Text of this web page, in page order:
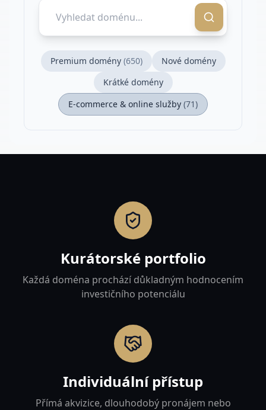
Premium domény (650)
Nové domény
Krátké domény
E-commerce & online služby (71)
Kurátorské portfolio
Každá doména prochází důkladným hodnocením
investičního potenciálu
Individuální přístup
Přímá akvizice, dlouhodobý pronájem nebo